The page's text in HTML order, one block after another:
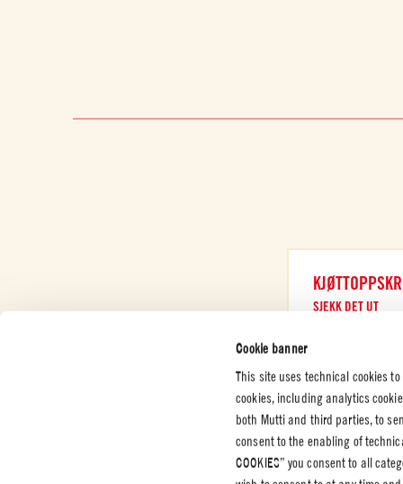
Cookie banner
This site uses technical cookies
cookies, including analytics
both Mutti and third parties, to
consent to the enabling of
COOKIES” you consent to all
SJEKK DET UT
BEDRIFT
Sertifiseringer